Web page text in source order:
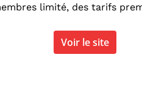
limité, des tarifs
Voir le site